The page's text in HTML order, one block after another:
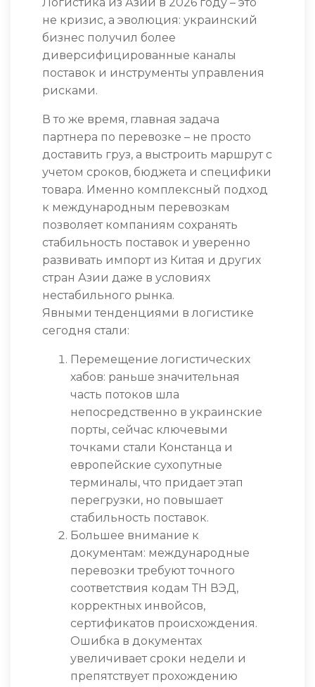
Логистика из Азии в 2026 году – это
не кризис, а эволюция: украинский
бизнес получил более
диверсифицированные каналы
поставок и инструменты управления
рисками.
В то же время, главная задача
партнера по перевозке – не просто
доставить груз, а выстроить маршрут с
учетом сроков, бюджета и специфики
товара. Именно комплексный подход
к международным перевозкам
позволяет компаниям сохранять
стабильность поставок и уверенно
развивать импорт из Китая и других
стран Азии даже в условиях
нестабильного рынка.
Явными тенденциями в логистике
сегодня стали:
Перемещение логистических
хабов: раньше значительная
часть потоков шла
непосредственно в украинские
порты, сейчас ключевыми
точками стали Констанца и
европейские сухопутные
терминалы, что придает этап
перегрузки, но повышает
стабильность поставок.
Большее внимание к
документам: международные
перевозки требуют точного
соответствия кодам ТН ВЭД,
корректных инвойсов,
сертификатов происхождения.
Ошибка в документах
увеличивает сроки недели и
препятствует прохождению